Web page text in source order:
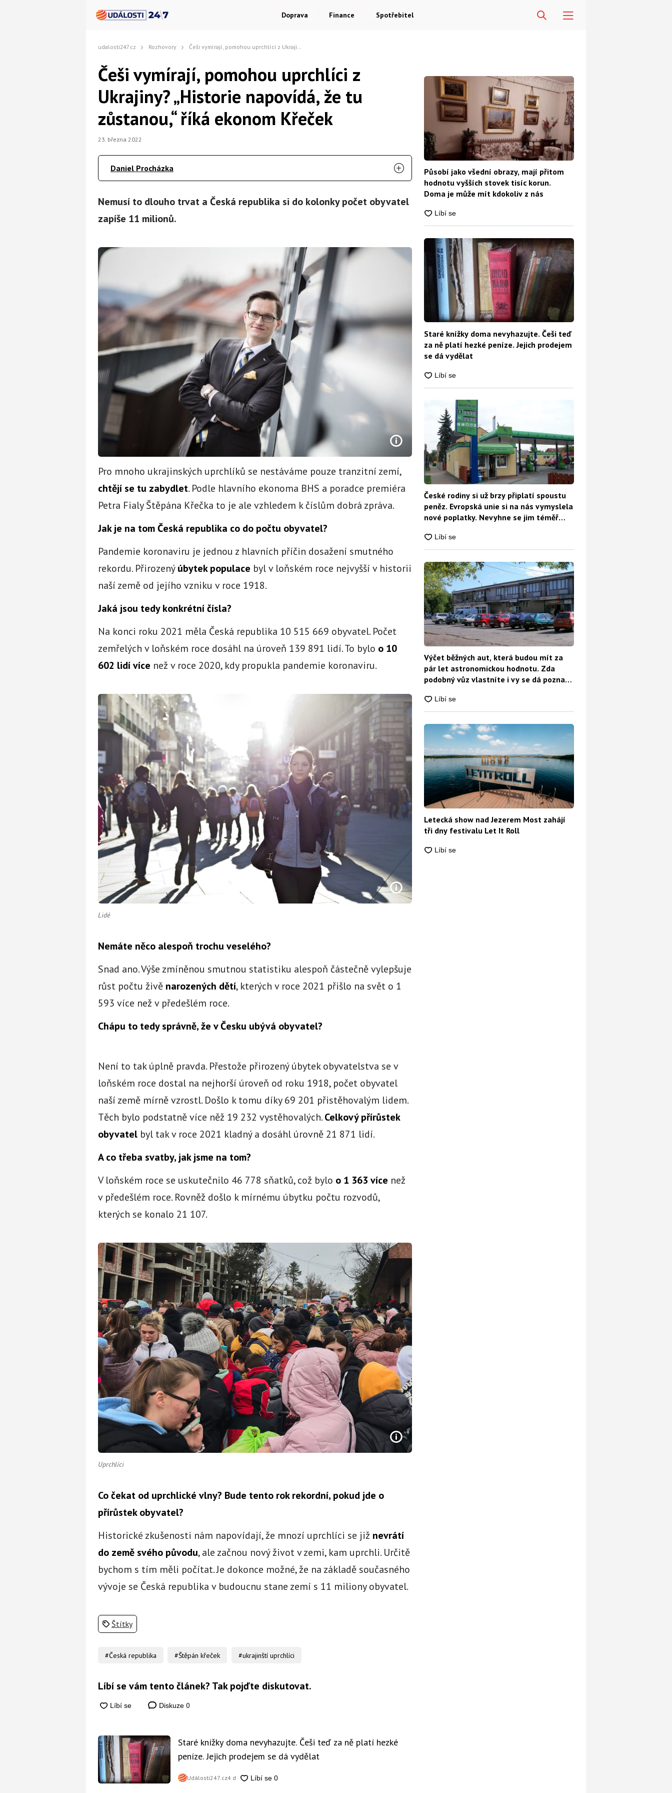
Doprava Finance Spotřebitel
udalosti247.cz Rozhovory Češi vymírají, pomohou uprchlíci z Ukrajiny? „Historie napovídá, že tu zůstanou,“ říká ekonom Křeček
Češi vymírají, pomohou uprchlíci z
Ukrajiny? „Historie napovídá, že tu
zůstanou,“ říká ekonom Křeček
23. března 2022
Daniel Procházka
Nemusí to dlouho trvat a Česká republika si do kolonky počet obyvatel
zapíše 11 milionů.
Pro mnoho ukrajinských uprchlíků se nestáváme pouze tranzitní zemí,
chtějí se tu zabydlet. Podle hlavního ekonoma BHS a poradce premiéra
Petra Fialy Štěpána Křečka to je ale vzhledem k číslům dobrá zpráva.
Jak je na tom Česká republika co do počtu obyvatel?
Pandemie koronaviru je jednou z hlavních příčin dosažení smutného
rekordu. Přirozenýúbytek populace byl v loňském roce nejvyšší v historii
naší země od jejího vzniku v roce 1918.
Jaká jsou tedy konkrétní čísla?
Na konci roku 2021 měla Česká republika 10 515 669 obyvatel. Počet
zemřelých v loňském roce dosáhl na úroveň 139 891 lidí. To bylo o 10
602 lidí více než v roce 2020, kdy propukla pandemie koronaviru.
Lidé
Nemáte něco alespoň trochu veselého?
Snad ano. Výše zmíněnou smutnou statistiku alespoň částečně vylepšuje
růst počtu živě narozených dětí, kterých v roce 2021 přišlo na svět o 1
593 více než v předešlém roce.
Chápu to tedy správně, že v Česku ubývá obyvatel?
Není to tak úplně pravda. Přestože přirozený úbytek obyvatelstva se v
loňském roce dostal na nejhorší úroveň od roku 1918, počet obyvatel
naší země mírně vzrostl. Došlo k tomu díky 69 201 přistěhovalým lidem.
Těch bylo podstatně více něž 19 232 vystěhovalých.Celkový přírůstek
obyvatelbyl tak v roce 2021 kladný a dosáhl úrovně 21 871 lidí.
A co třeba svatby, jak jsme na tom?
V loňském roce se uskutečnilo 46 778 sňatků, což bylo o 1 363 více než
v předešlém roce. Rovněž došlo k mírnému úbytku počtu rozvodů,
kterých se konalo 21 107.
Uprchlíci
Co čekat od uprchlické vlny? Bude tento rok rekordní, pokud jde o
přírůstek obyvatel?
Historické zkušenosti nám napovídají, že mnozí uprchlíci se již nevrátí
do země svého původu, ale začnou nový život v zemi, kam uprchli. Určitě
bychom s tím měli počítat. Je dokonce možné, že na základě současného
vývoje se Česká republika v budoucnu stane zemí s 11 miliony obyvatel.
Štítky
#Česká republika #Štěpán křeček #ukrajinští uprchlíci
Líbí se vám tento článek? Tak pojďte diskutovat.
Diskuze 0
Staré knížky doma nevyhazujte. Češi teď za ně platí hezké
peníze. Jejich prodejem se dá vydělat
Události247.cz4 d
Působí jako všední obrazy, mají přitom
hodnotu vyšších stovek tisíc korun.
Doma je může mít kdokoliv z nás
Staré knížky doma nevyhazujte. Češi teď
za ně platí hezké peníze. Jejich prodejem
se dá vydělat
České rodiny si už brzy připlatí spoustu
peněz. Evropská unie si na nás vymyslela
nové poplatky. Nevyhne se jim téměř
Výčet běžných aut, která budou mít za
pár let astronomickou hodnotu. Zda
podobný vůz vlastníte i vy se dá poznat
Letecká show nad Jezerem Most zahájí
tři dny festivalu Let It Roll